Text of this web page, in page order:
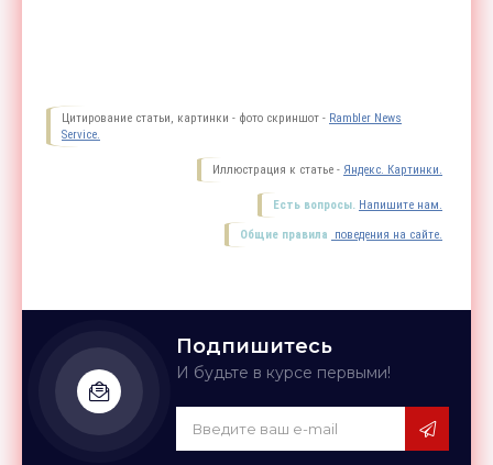
Цитирование статьи, картинки - фото скриншот - Rambler News
Service.
Иллюстрация к статье - Яндекс. Картинки.
Есть вопросы. Напишите нам.
Общие правила поведения на сайте.
Подпишитесь
И будьте в курсе первыми!